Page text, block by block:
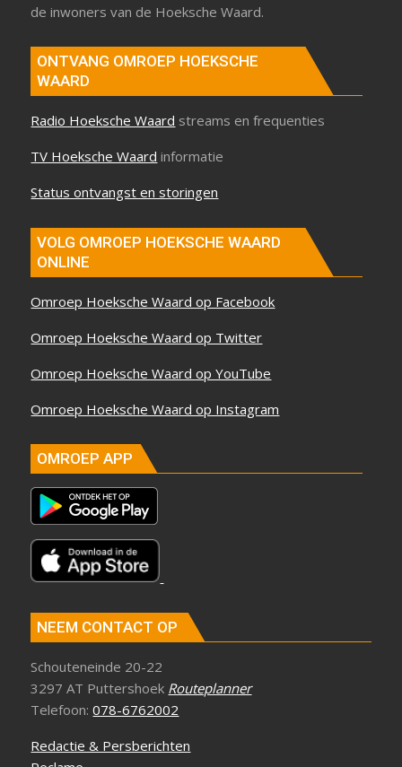
de inwoners van de Hoeksche Waard.
ONTVANG OMROEP HOEKSCHE
WAARD
Radio Hoeksche Waard streams en frequenties
TV Hoeksche Waard informatie
Status ontvangst en storingen
VOLG OMROEP HOEKSCHE WAARD
ONLINE
Omroep Hoeksche Waard op Facebook
Omroep Hoeksche Waard op Twitter
Omroep Hoeksche Waard op YouTube
Omroep Hoeksche Waard op Instagram
OMROEP APP
NEEM CONTACT OP
Schouteneinde 20-22
3297 AT Puttershoek Routeplanner
Telefoon:078-6762002
Redactie & Persberichten